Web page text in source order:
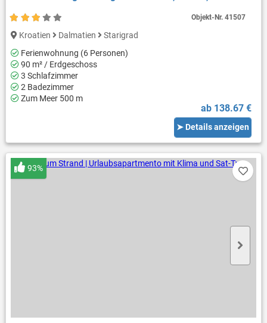
Kroatien Dalmatien
Starigrad
Ferienwohnung (6 Personen)
90 m² / Erdgeschoss
3 Schlafzimmer
2 Badezimmer
Zum Meer 500 m
ab 138.67 €
➤ Details anzeigen
Objekt-Nr.41507
93%